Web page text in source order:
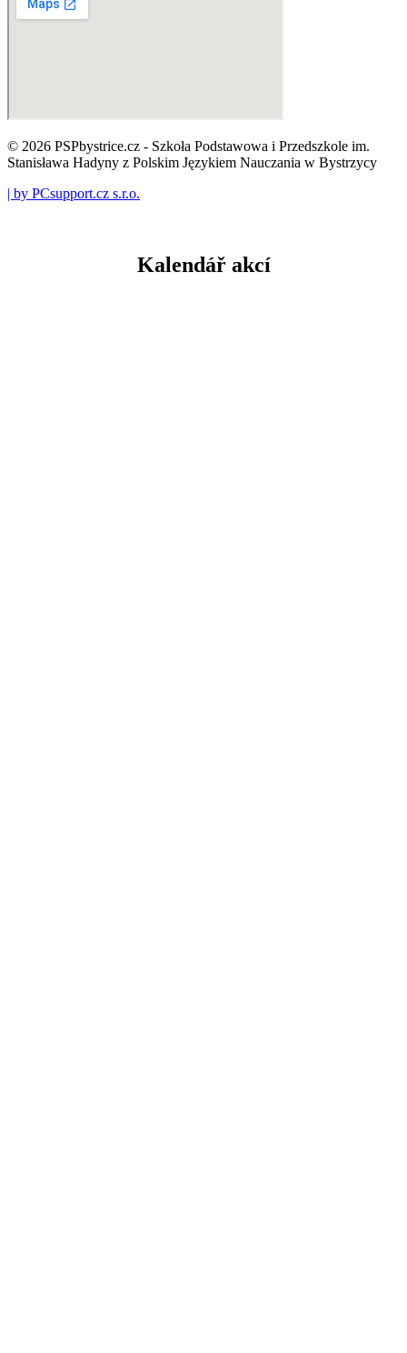
© 2026 PSPbystrice.cz - Szkoła Podstawowa i Przedszkole im.
Stanisława Hadyny z Polskim Językiem Nauczania w Bystrzycy
| by PCsupport.cz s.r.o.
Kalendář akcí